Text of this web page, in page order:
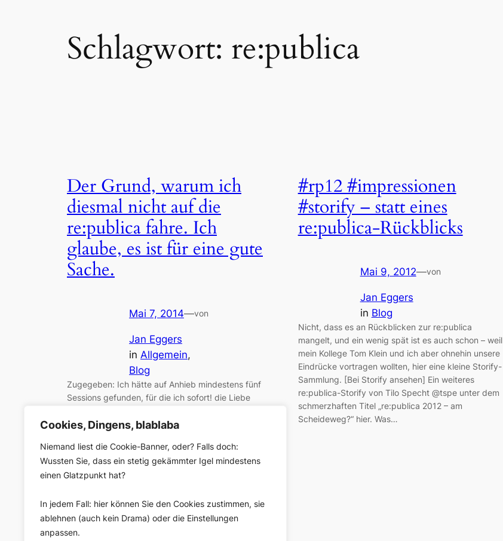
Cookies, Dingens, blablaba
Niemand liest die Cookie-Banner, oder? Falls doch:
Wussten Sie, dass ein stetig gekämmter Igel mindestens
einen Glatzpunkt hat?
In jedem Fall: hier können Sie den Cookies zustimmen, sie
ablehnen (auch kein Drama) oder die Einstellungen
anpassen.
Schlagwort: re:publica
Der Grund, warum ich
diesmal nicht auf die
re:publica fahre. Ich
glaube, es ist für eine gute
Sache.
Mai 7, 2014—von
Jan Eggers
in Allgemein
Blog
Zugegeben: Ich hätte auf Anhieb mindestens fünf
Sessions gefunden, für die ich sofort! die Liebe
stehen lassen hätte, um nach Berlin zu fahren. Aber
ist, dass ich mit acht jungen hr-Journalistinnen und -
Journalisten an Buzzy schraube. Buzzy hat den
#rp14-Eröffnungsabend…
#rp12 #impressionen
#storify – statt eines
re:publica-Rückblicks
Mai 9, 2012—von
Jan Eggers
in Blog
Nicht, dass es an Rückblicken zur re:publica
mangelt, und ein wenig spät ist es auch schon – weil
mein Kollege Tom Klein und ich aber ohnehin unsere
Eindrücke vortragen wollten, hier eine kleine Storify-
Sammlung. [Bei Storify ansehen] Ein weiteres
re:publica-Storify von Tilo Specht @tspe unter dem
schmerzhaften Titel „re:publica 2012 – am
Scheideweg?“ hier. Was…